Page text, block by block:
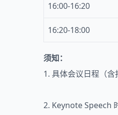
16:00-16:20
16:20-18:00
须知：
1. 具体会议日程（
2. Keynote Speech